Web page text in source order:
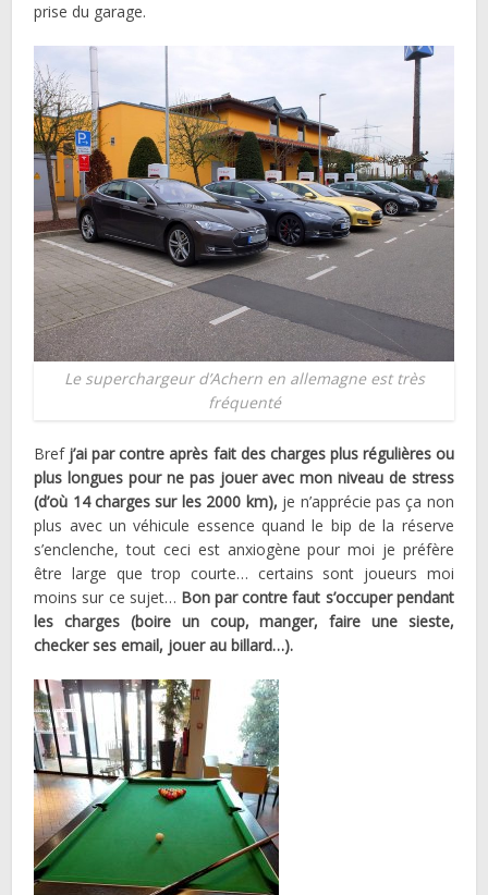
prise du garage.
Le superchargeur d’Achern en allemagne est très
fréquenté
Bref j’ai par contre après fait des charges plus régulières ou
plus longues pour ne pas jouer avec mon niveau de stress
(d’où 14 charges sur les 2000 km), je n’apprécie pas ça non
plus avec un véhicule essence quand le bip de la réserve
s’enclenche, tout ceci est anxiogène pour moi je préfère
être large que trop courte… certains sont joueurs moi
moins sur ce sujet… Bon par contre faut s’occuper pendant
les charges (boire un coup, manger, faire une sieste,
checker ses email, jouer au billard…).